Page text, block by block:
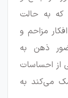
که به حالت
مزاحم و
ذهن به
از احساسات
می‌کند به